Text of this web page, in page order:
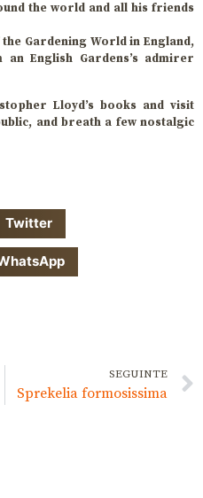
the world and all his friends
Gardening World in England,
English Gardens’s admirer
Lloyd’s books and visit
and breath a few nostalgic
Twitter
SEGUINTE
Sprekelia formosissima